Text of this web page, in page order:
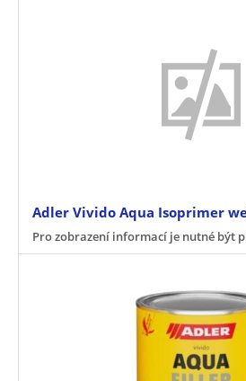
Adler Vivido Aqua Isoprimer
Pro zobrazení informací je nutné být